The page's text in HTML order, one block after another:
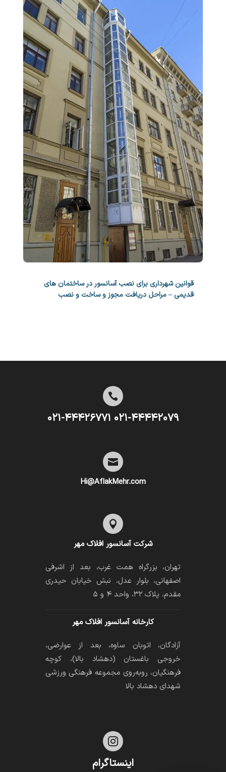
قوانین شهرداری برای نصب آسانسور در ساختمان های
قدیمی – مراحل دریافت مجوز و ساخت و نصب

۰۲۱-۴۴۴۴۲۰۷۹ ۰۲۱-۴۴۴۲۶۷۷۱

Hi@AflakMehr.com

شرکت آسانسور افلاک مهر
تهران، بزرگراه همت غرب، بعد از اشرفی
اصفهانی، بلوار عدل، نبش خیابان حیدری
مقدم، پلاک ۳۲، واحد ۴ و ۵
کارخانه آسانسور افلاک مهر
آزادگان، اتوبان ساوه، بعد از عوارضی،
خروجی باغستان (دهشاد بالا)، کوچه
فرهنگیان، رو‌به‌روی مجموعه فرهنگی ورزشی
شهدای دهشاد بالا

اینستاگرام